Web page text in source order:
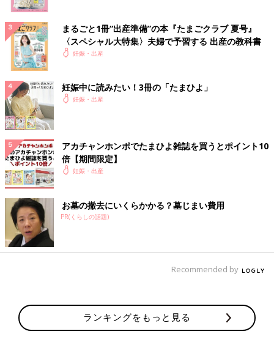
まるごと1冊“出産準備”の本『たまごクラブ 夏号』
〈スペシャル大特集〉夫婦で予習する 出産の教科書
妊娠・出産
妊娠中に読みたい！3冊の「たまひよ」
妊娠・出産
アカチャンホンポでたまひよ雑誌を買うとポイント10
倍【期間限定】
妊娠・出産
お墓の撤去にいくらかかる？墓じまい費用
PR(くらしの話題)
Recommended by
ランキングをもっと見る